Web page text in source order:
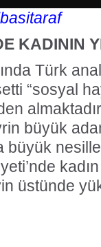
KADININ
Türk
“sosyal
büyük
büyük
üstünde